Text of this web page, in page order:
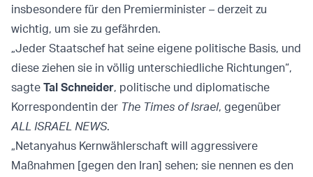
insbesondere für den Premierminister – derzeit zu
wichtig, um sie zu gefährden.
„Jeder Staatschef hat seine eigene politische Basis, und
diese ziehen sie in völlig unterschiedliche Richtungen“,
sagte Tal Schneider, politische und diplomatische
Korrespondentin der The Times of Israel, gegenüber
ALL ISRAEL NEWS.
„Netanyahus Kernwählerschaft will aggressivere
Maßnahmen [gegen den Iran] sehen; sie nennen es den